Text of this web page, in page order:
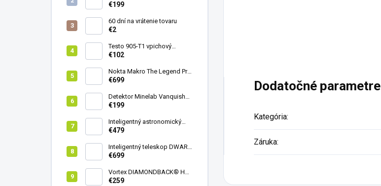
Pro
€199
60 dní na vrátenie tovaru
€2
Testo 905-T1 vpichový
teplomer
€102
Nokta Makro The Legend Pro
Pack - model 2024
€699
Detektor Minelab Vanquish
340
€199
Inteligentný astronomický
teleskop DwarfLab Dwarf
€479
Inteligentný teleskop DWARF
III + originálny statív DWARF 3
€699
Vortex DIAMONDBACK® HD
8X42
€259
Dodatočné parametre
Kategória:
Záruka: